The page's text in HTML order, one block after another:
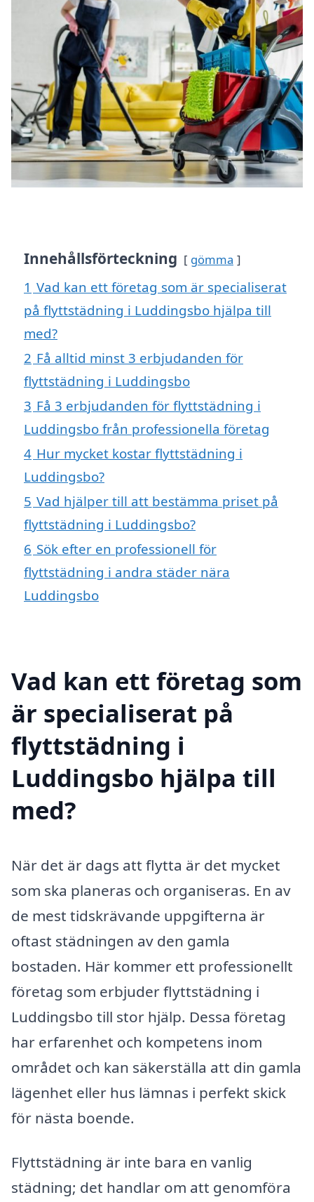
Innehållsförteckning gömma
1 Vad kan ett företag som är specialiserat
på flyttstädning i Luddingsbo hjälpa till
med?
2 Få alltid minst 3 erbjudanden för
flyttstädning i Luddingsbo
3 Få 3 erbjudanden för flyttstädning i
Luddingsbo från professionella företag
4 Hur mycket kostar flyttstädning i
Luddingsbo?
5 Vad hjälper till att bestämma priset på
flyttstädning i Luddingsbo?
6 Sök efter en professionell för
flyttstädning i andra städer nära
Luddingsbo
Vad kan ett företag som
är specialiserat på
flyttstädning i
Luddingsbo hjälpa till
med?
När det är dags att flytta är det mycket
som ska planeras och organiseras. En av
de mest tidskrävande uppgifterna är
oftast städningen av den gamla
bostaden. Här kommer ett professionellt
företag som erbjuder flyttstädning i
Luddingsbo till stor hjälp. Dessa företag
har erfarenhet och kompetens inom
området och kan säkerställa att din gamla
lägenhet eller hus lämnas i perfekt skick
för nästa boende.
Flyttstädning är inte bara en vanlig
städning; det handlar om att genomföra